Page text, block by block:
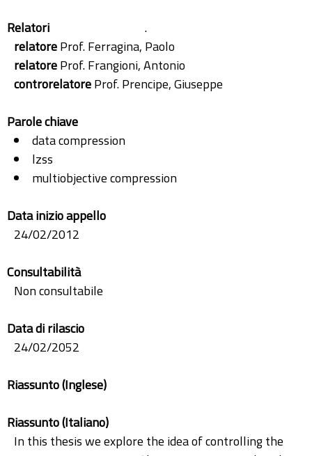
Relatori
.
relatoreProf. Ferragina, Paolo
relatoreProf. Frangioni, Antonio
controrelatoreProf. Prencipe, Giuseppe
Parole chiave
data compression
lzss
multiobjective compression
Data inizio appello
24/02/2012
Consultabilità
Non consultabile
Data di rilascio
24/02/2052
Riassunto (Inglese)
Riassunto (Italiano)
In this thesis we explore the idea of controlling the